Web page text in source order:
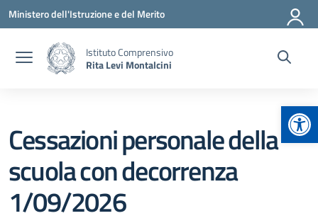
Vai ai contenuti
Vai al menu di navigazione
Vai al footer
Ministero dell'Istruzione e del Merito
Istituto Comprensivo
Rita Levi Montalcini
Cessazioni personale della
scuola con decorrenza
1/09/2026